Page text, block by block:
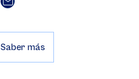
Saber más